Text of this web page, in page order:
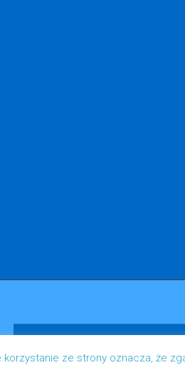
ze strony oznacza, że